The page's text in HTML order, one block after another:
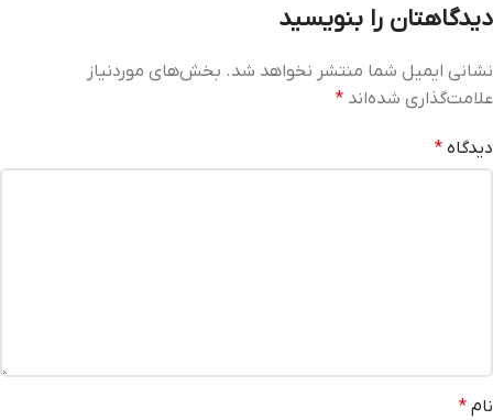
دیدگاهتان را بنویسید
نشانی ایمیل شما منتشر نخواهد شد. بخش‌های موردنیاز
علامت‌گذاری شده‌اند *
دیدگاه *
نام *